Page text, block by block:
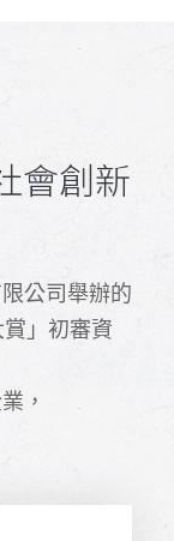
會創新
公司舉辦的
」初審資
，